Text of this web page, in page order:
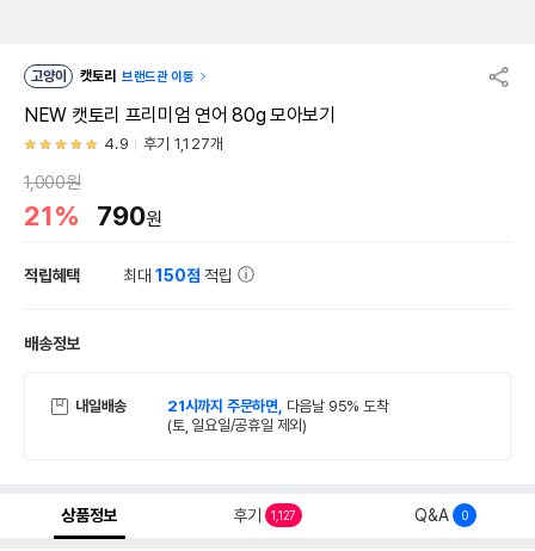
고양이 캣토리 브랜드관 이동
NEW 캣토리 프리미엄 연어 80g 모아보기
4.9 후기 1,127개
1,000원
21% 790원
적립혜택 최대150점 적립
배송정보
내일배송 21시까지 주문하면, 다음날 95% 도착
(토, 일요일/공휴일 제외)
상품정보 후기 1,127 Q&A 0